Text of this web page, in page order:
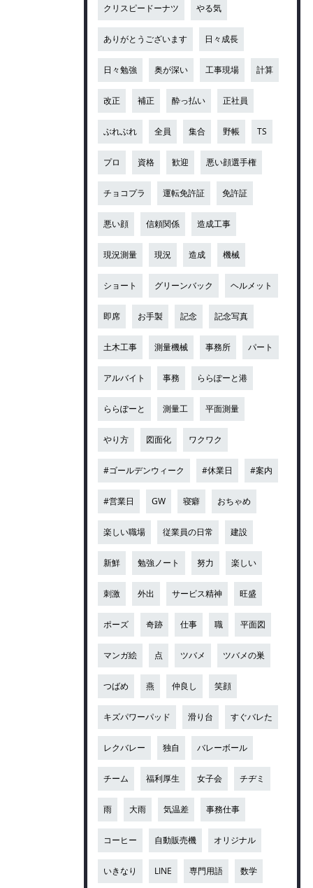
クリスピードーナツ やる気
ありがとうございます 日々成長
日々勉強 奥が深い 工事現場 計算
改正 補正 酔っ払い 正社員
ぶれぶれ 全員 集合 野帳 TS
プロ 資格 歓迎 悪い顔選手権
チョコプラ 運転免許証 免許証
悪い顔 信頼関係 造成工事
現況測量 現況 造成 機械
ショート グリーンバック ヘルメット
即席 お手製 記念 記念写真
土木工事 測量機械 事務所 パート
アルバイト 事務 ららぽーと港
ららぽーと 測量工 平面測量
やり方 図面化 ワクワク
#ゴールデンウィーク #休業日 #案内
#営業日 GW 寝癖 おちゃめ
楽しい職場 従業員の日常 建設
新鮮 勉強ノート 努力 楽しい
刺激 外出 サービス精神 旺盛
ポーズ 奇跡 仕事 職 平面図
マンガ絵 点 ツバメ ツバメの巣
つばめ 燕 仲良し 笑顔
キズパワーパッド 滑り台 すぐバレた
レクバレー 独自 バレーボール
チーム 福利厚生 女子会 チヂミ
雨 大雨 気温差 事務仕事
コーヒー 自動販売機 オリジナル
いきなり LINE 専門用語 数学